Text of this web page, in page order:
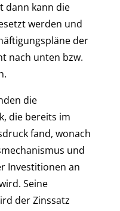
dann kann die
werden und
der
nach unten bzw.
die
die bereits im
fand, wonach
und
Investitionen an
Seine
der Zinssatz